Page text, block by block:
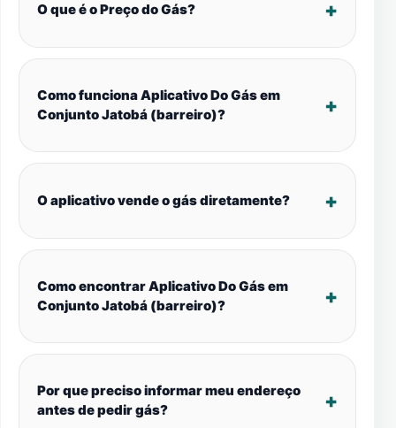
O que é o Preço do Gás?
Como funciona Aplicativo Do Gás em
Conjunto Jatobá (barreiro)?
O aplicativo vende o gás diretamente?
Como encontrar Aplicativo Do Gás em
Conjunto Jatobá (barreiro)?
Por que preciso informar meu endereço
antes de pedir gás?